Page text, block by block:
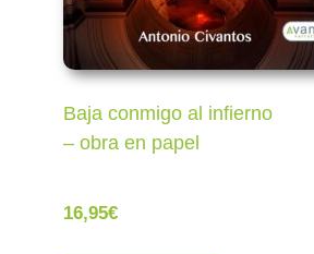
Baja conmigo al infierno
– obra en papel
16,95€